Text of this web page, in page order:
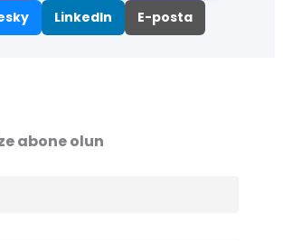
LinkedIn E-posta
abone olun